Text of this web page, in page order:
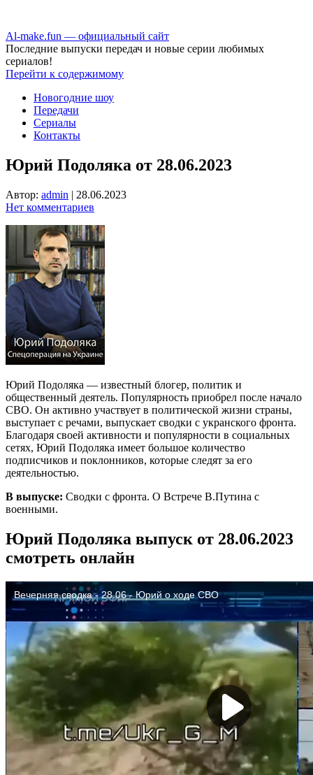
Аl-make.fun — официальный сайт
Последние выпуски передач и новые серии любимых
сериалов!
Перейти к содержимому
Новогодние шоу
Передачи
Сериалы
Контакты
Юрий Подоляка от 28.06.2023
Автор: admin | 28.06.2023
Нет комментариев
Юрий Подоляка — известный блогер, политик и
общественный деятель. Популярность приобрел после начало
СВО. Он активно участвует в политической жизни страны,
выступает с речами, выпускает сводки с укранского фронта.
Благодаря своей активности и популярности в социальных
сетях, Юрий Подоляка имеет большое количество
подписчиков и поклонников, которые следят за его
деятельностью.
В выпуске: Сводки с фронта. О Встрече В.Путина с
военными.
Юрий Подоляка выпуск от 28.06.2023
смотреть онлайн